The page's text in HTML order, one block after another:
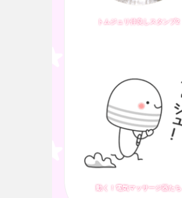
トムジュリ仲良しスタンプ2
動く！電気マッサージ器たち